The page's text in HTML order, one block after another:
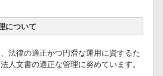
について
法律の適正かつ円滑な運用に資するた
人文書の適正な管理に努めています。